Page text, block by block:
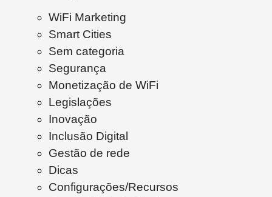
WiFi Marketing
Smart Cities
Sem categoria
Segurança
Monetização de WiFi
Legislações
Inovação
Inclusão Digital
Gestão de rede
Dicas
Configurações/Recursos